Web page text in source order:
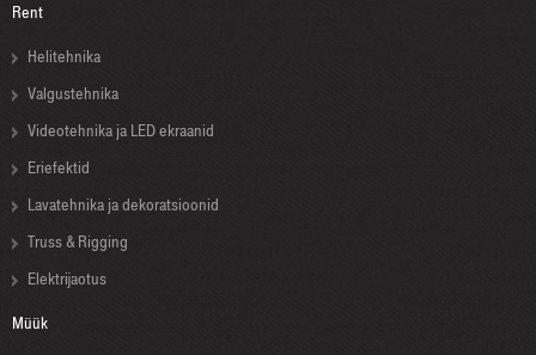
Rent
Helitehnika
Valgustehnika
Videotehnika ja LED ekraanid
Eriefektid
Lavatehnika ja dekoratsioonid
Truss & Rigging
Elektrijaotus
Müük